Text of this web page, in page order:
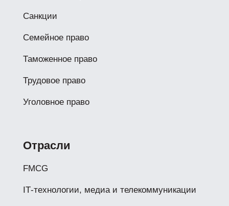
Санкции
Семейное право
Таможенное право
Трудовое право
Уголовное право
Отрасли
FMCG
IТ-технологии, медиа и телекоммуникации